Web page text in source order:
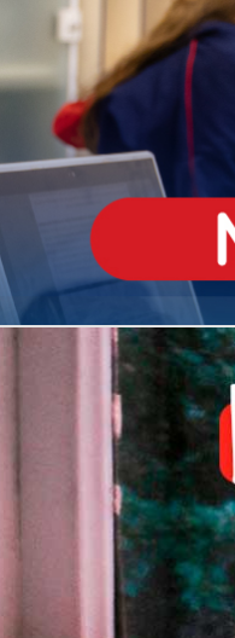
School
es
- Anos